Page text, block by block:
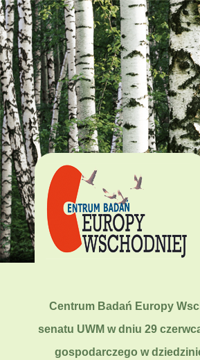
Centrum Badań Europy
senatu UWM w dniu 29
gospodarczego w